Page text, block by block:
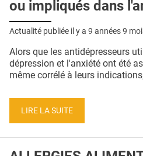
ou impliqués dans
Actualité publiée il y a 9 années 9
Alors que les antidépresseurs
dépression et l'anxiété ont été
même corrélé à leurs
LIRE LA SUITE